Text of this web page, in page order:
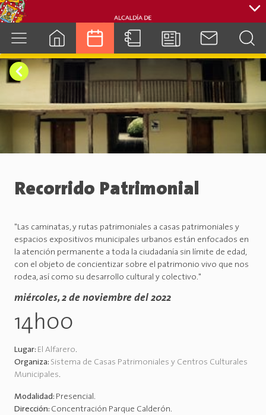
Recorrido Patrimonial
"Las caminatas, y rutas patrimoniales a casas patrimoniales y
espacios expositivos municipales urbanos están enfocados en
la atención permanente a toda la ciudadanía sin límite de edad,
con el objeto de concientizar sobre el patrimonio vivo que nos
rodea, así como su desarrollo cultural y colectivo."
miércoles, 2 de noviembre del 2022
14h00
Lugar: El Alfarero.
Organiza: Sistema de Casas Patrimoniales y Centros Culturales
Municipales.
Modalidad: Presencial.
Dirección: Concentración Parque Calderón.